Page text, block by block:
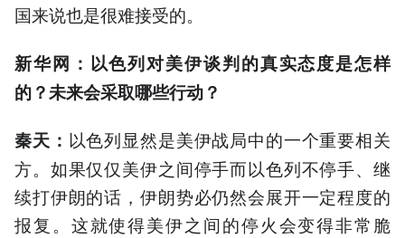
国来说也是很难接受的。
新华网：以色列对美伊谈判的真实态度是怎样
的？未来会采取哪些行动？
秦天： 以色列显然是美伊战局中的一个重要相关
方。如果仅仅美伊之间停手而以色列不停手、继
续打伊朗的话，伊朗势必仍然会展开一定程度的
报复。这就使得美伊之间的停火会变得非常脆